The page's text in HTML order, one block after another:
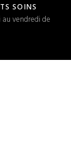
SOINS
vendredi de